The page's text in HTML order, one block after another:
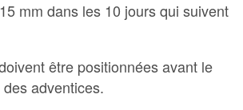
mm dans les 10 jours qui suivent
être positionnées avant le
adventices.